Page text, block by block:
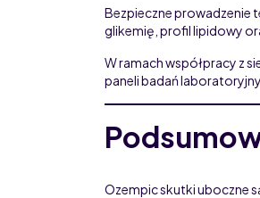
Bezpieczne prowadzenie
glikemię, profil lipidowy
W ramach współpracy z
paneli badań
Ozempic skutki uboczne